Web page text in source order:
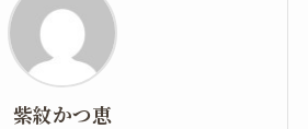
紫紋かつ恵